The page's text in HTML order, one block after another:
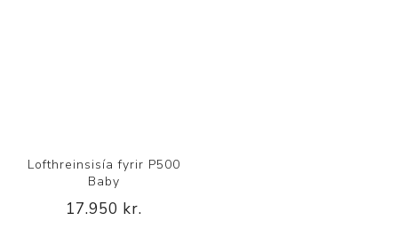
Lofthreinsisía fyrir P500
Baby
17.950 kr.